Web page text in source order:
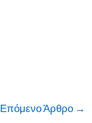
Επόμενο Άρθρο →